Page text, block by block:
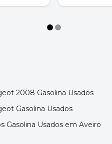
2008 Gasolina Usados
Gasolina Usados
Gasolina Usados em Aveiro